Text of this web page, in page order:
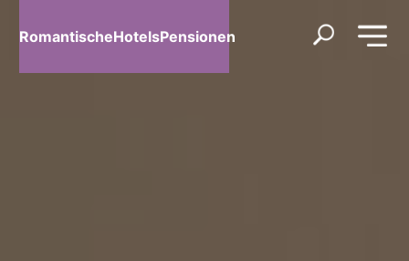
RomantischeHotelsPensionen